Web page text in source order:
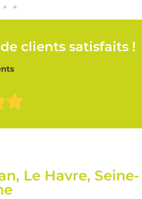
clients satisfaits !
Le Havre, Seine-